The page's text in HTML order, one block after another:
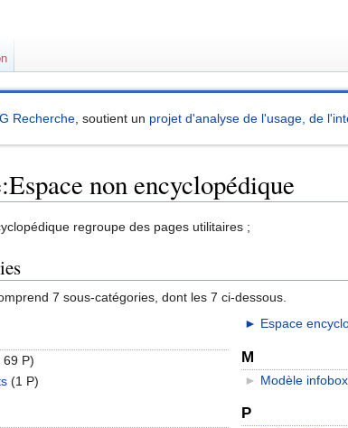
Recherche , soutient un projet d'analyse de l'usage, de
non encyclopédique
regroupe des pages utilitaires ;
7 sous-catégories, dont les 7 ci-dessous.
69 P)
‎ (1 P)
► Espace
M
► Modèle
P